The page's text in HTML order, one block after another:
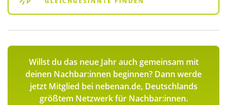
Willst du das neue Jahr auch gemeinsam mit
deinen Nachbar:innen beginnen? Dann werde
jetzt Mitglied bei nebenan.de, Deutschlands
größtem Netzwerk für Nachbar:innen.